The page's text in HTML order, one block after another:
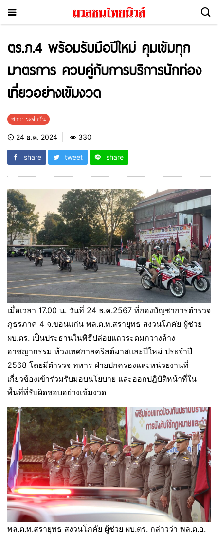
ตร.ภ.4 พร้อมรับมือปีใหม่ คุมเข้มทุก
มาตรการ ควบคู่กับการบริการนักท่อง
เที่ยวอย่างเข้มงวด
ข่าวประจำวัน
24 ธ.ค. 2024 330
share tweet share
เมื่อเวลา 17.00 น. วันที่ 24 ธ.ค.2567 ที่กองบัญชาการตำรวจ
ภูธรภาค 4 จ.ขอนแก่น พล.ต.ท.สรายุทธ สงวนโภคัย ผู้ช่วย
ผบ.ตร. เป็นประธานในพิธีปล่อยแถวระดมกวางล้าง
อาชญากรรม ห้วงเทศกาลคริสต์มาสและปีใหม่ ประจำปี
2568 โดยมีตำรวจ ทหาร ฝ่ายปกครองและหน่วยงานที่
เกี่ยวข้องเข้าร่วมรับมอบนโยบาย และออกปฎิบัติหน้าที่ใน
พื้นที่ที่รับผิดชอบอย่างเข้มงวด
พล.ต.ท.สรายุทธ สงวนโภคัย ผู้ช่วย ผบ.ตร. กล่าวว่า พล.ต.อ.